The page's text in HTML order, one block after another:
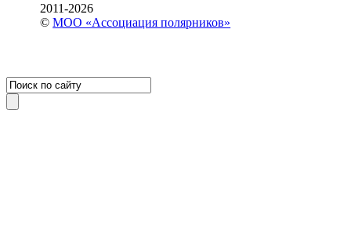
2011-2026
©МОО «Ассоциация полярников»